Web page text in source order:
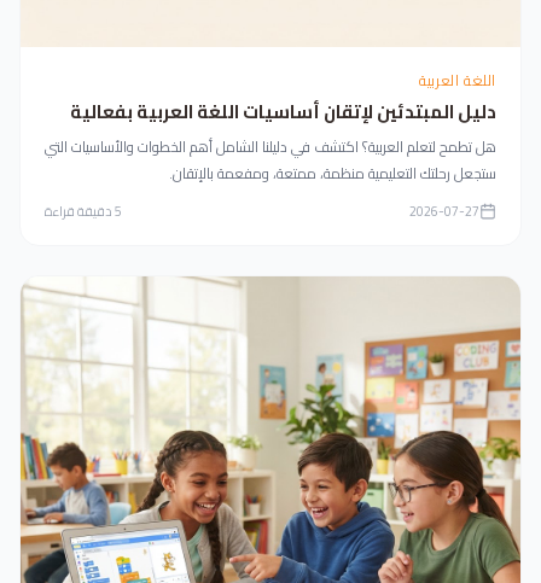
اللغة العربية
دليل المبتدئين لإتقان أساسيات اللغة العربية بفعالية
هل تطمح لتعلم العربية؟ اكتشف في دليلنا الشامل أهم الخطوات والأساسيات التي
ستجعل رحلتك التعليمية منظمة، ممتعة، ومفعمة بالإتقان.
2026-07-27
5دقيقة قراءة